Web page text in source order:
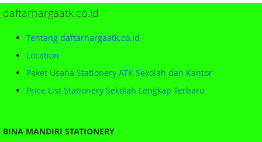
daftarhargaatk.co.id
Tentang daftarhargaatk.co.id
Location
Paket Usaha Stationery ATK Sekolah dan Kantor
Price List Stationery Sekolah Lengkap Terbaru
BINA MANDIRI STATIONERY